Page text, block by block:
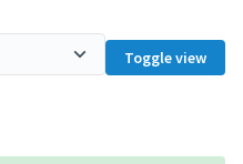
Toggle view